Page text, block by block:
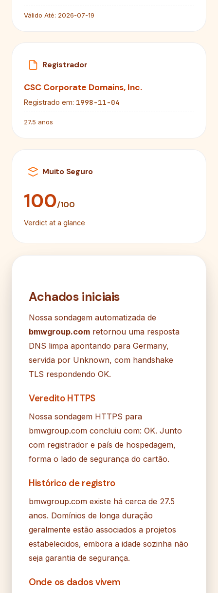
Válido Até: 2026-07-19
Registrador
CSC Corporate Domains, Inc.
Registrado em: 1998-11-04
27.5 anos
Muito Seguro
100/100
Verdict at a glance
Achados iniciais
Nossa sondagem automatizada de
bmwgroup.com retornou uma resposta
DNS limpa apontando para Germany,
servida por Unknown, com handshake
TLS respondendo OK.
Veredito HTTPS
Nossa sondagem HTTPS para
bmwgroup.com concluiu com: OK. Junto
com registrador e país de hospedagem,
forma o lado de segurança do cartão.
Histórico de registro
bmwgroup.com existe há cerca de 27.5
anos. Domínios de longa duração
geralmente estão associados a projetos
estabelecidos, embora a idade sozinha não
seja garantia de segurança.
Onde os dados vivem